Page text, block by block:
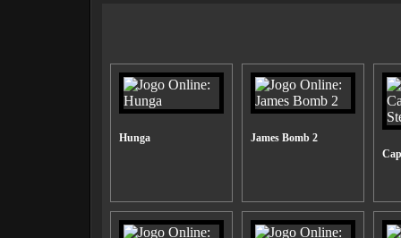
Hunga
James Bomb 2